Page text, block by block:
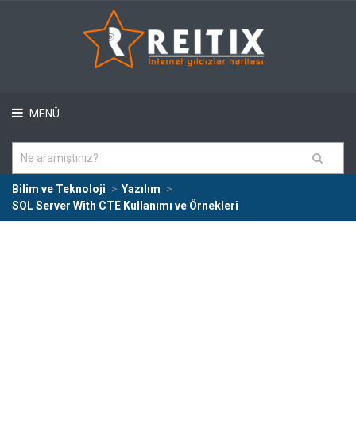
MENÜ
Bilim ve Teknoloji
Yazılım
SQL Server With CTE Kullanımı ve Örnekleri